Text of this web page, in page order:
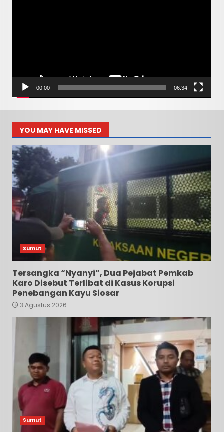
00:00 06:34
YOU MAY HAVE MISSED
Sumut
Tersangka “Nyanyi”, Dua Pejabat Pemkab
Karo Disebut Terlibat di Kasus Korupsi
Penebangan Kayu Siosar
3 Agustus 2026
Sumut